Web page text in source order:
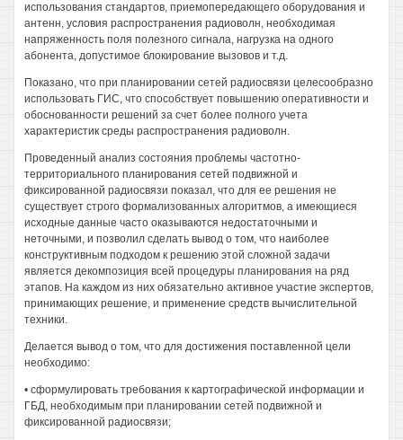
использования стандартов, приемопередающего оборудования и
антенн, условия распространения радиоволн, необходимая
напряженность поля полезного сигнала, нагрузка на одного
абонента, допустимое блокирование вызовов и т.д.
Показано, что при планировании сетей радиосвязи целесообразно
использовать ГИС, что способствует повышению оперативности и
обоснованности решений за счет более полного учета
характеристик среды распространения радиоволн.
Проведенный анализ состояния проблемы частотно-
территориального планирования сетей подвижной и
фиксированной радиосвязи показал, что для ее решения не
существует строго формализованных алгоритмов, а имеющиеся
исходные данные часто оказываются недостаточными и
неточными, и позволил сделать вывод о том, что наиболее
конструктивным подходом к решению этой сложной задачи
является декомпозиция всей процедуры планирования на ряд
этапов. На каждом из них обязательно активное участие экспертов,
принимающих решение, и применение средств вычислительной
техники.
Делается вывод о том, что для достижения поставленной цели
необходимо:
• сформулировать требования к картографической информации и
ГБД, необходимым при планировании сетей подвижной и
фиксированной радиосвязи;